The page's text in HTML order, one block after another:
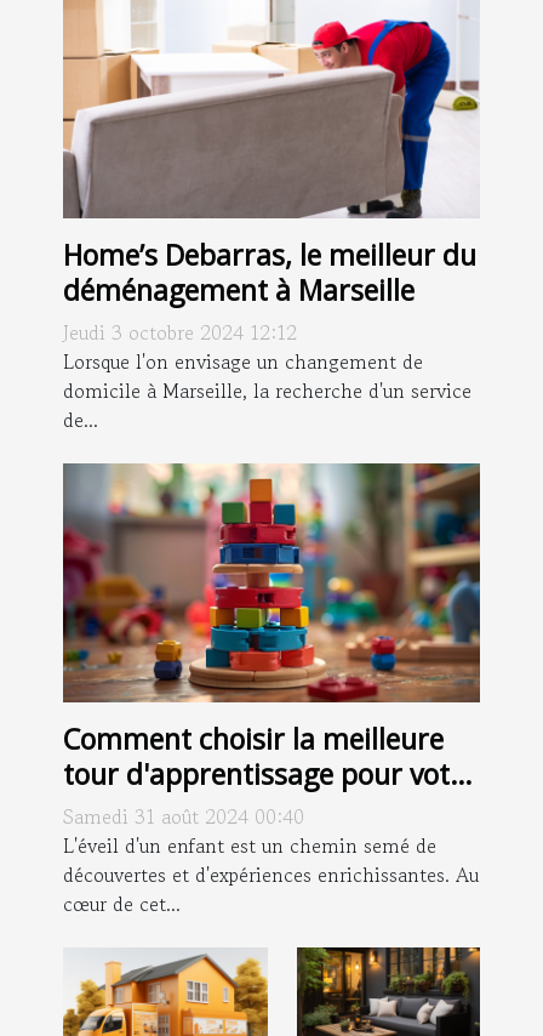
Home’s Debarras, le meilleur du
déménagement à Marseille
Jeudi 3 octobre 2024 12:12
Lorsque l'on envisage un changement de
domicile à Marseille, la recherche d'un service
de...
Comment choisir la meilleure
tour d'apprentissage pour votre
enfant
Samedi 31 août 2024 00:40
L'éveil d'un enfant est un chemin semé de
découvertes et d'expériences enrichissantes. Au
cœur de cet...